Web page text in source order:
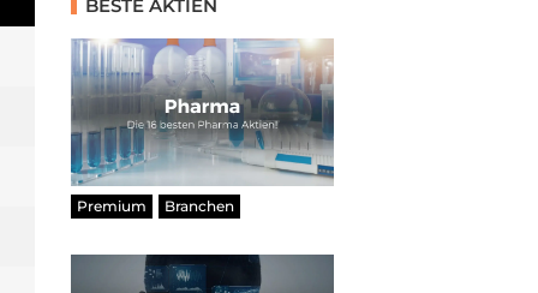
BESTE AKTIEN
Premium Branchen